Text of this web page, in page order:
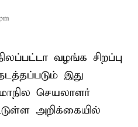
வழங்க சிறப்பு
இது
செயலாளர்
அறிக்கையில்